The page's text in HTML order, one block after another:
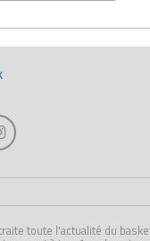
toute l'actualité du